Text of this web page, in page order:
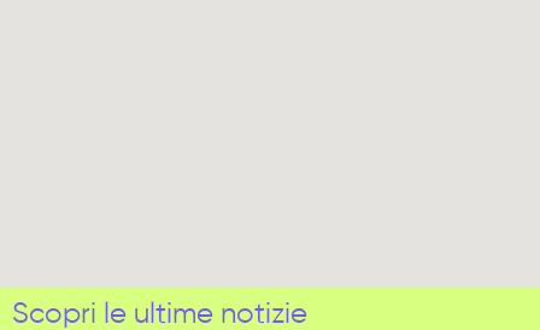
Scopri le ultime notizie